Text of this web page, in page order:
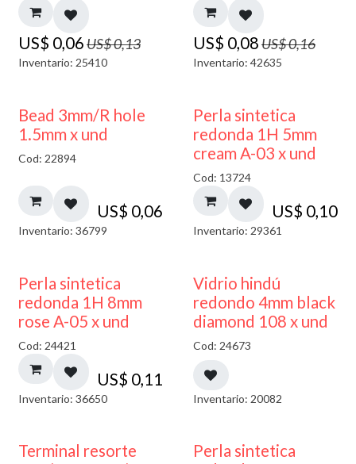
US$ 0,06US$0,13
Inventario: 25410
US$ 0,08US$0,16
Inventario: 42635
Bead 3mm/R hole
1.5mm x und
Cod: 22894
US$ 0,06
Inventario: 36799
Perla sintetica
redonda 1H 5mm
cream A-03 x und
Cod: 13724
US$ 0,10
Inventario: 29361
Perla sintetica
redonda 1H 8mm
rose A-05 x und
Cod: 24421
US$ 0,11
Inventario: 36650
40% DESCUENTO
Vidrio hindú
redondo 4mm black
diamond 108 x und
Cod: 24673
Inventario: 20082
Terminal resorte
Perla sintetica